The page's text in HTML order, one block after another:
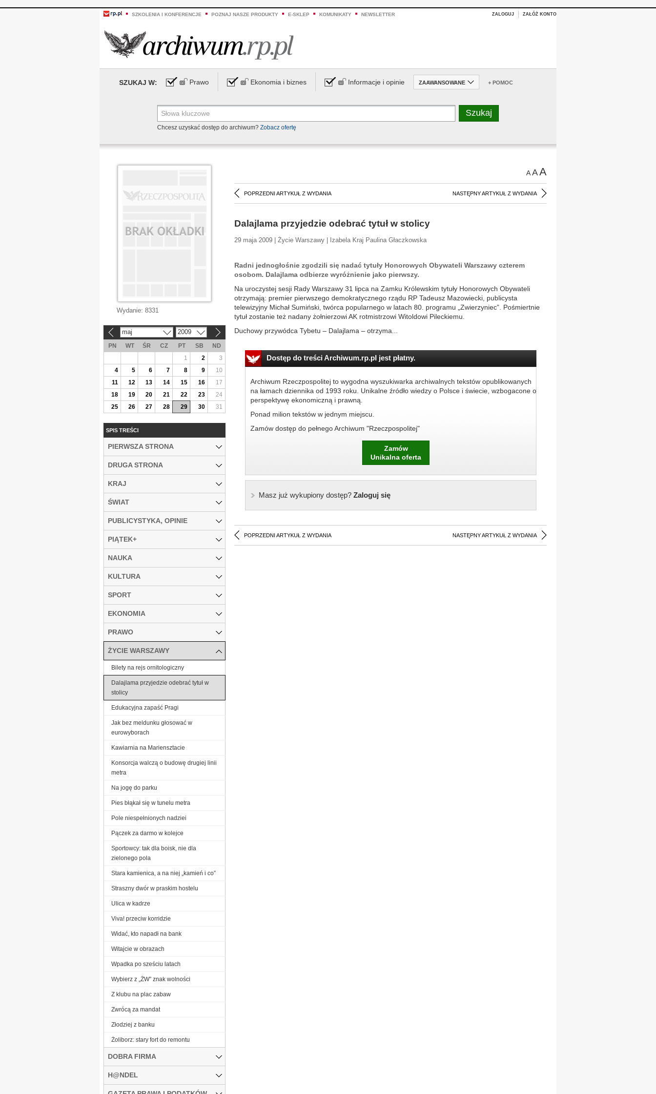
SZKOLENIA I KONFERENCJE POZNAJ NASZE PRODUKTY E-SKLEP KOMUNIKATY NEWSLETTER ZALOGUJ ZAŁÓŻ KONTO
SZUKAJ W: Prawo Ekonomia i biznes Informacje i opinie ZAAWANSOWANE + POMOC
Chcesz uzyskać dostęp do archiwum? Zobacz ofertę
AAA
POPRZEDNI ARTYKUŁ Z WYDANIA NASTĘPNY ARTYKUŁ Z WYDANIA
Dalajlama przyjedzie odebrać tytuł w stolicy
29 maja 2009 | Życie Warszawy | Izabela Kraj Paulina Głaczkowska
Radni jednogłośnie zgodzili się nadać tytuły Honorowych Obywateli Warszawy czterem
osobom. Dalajlama odbierze wyróżnienie jako pierwszy.
Na uroczystej sesji Rady Warszawy 31 lipca na Zamku Królewskim tytuły Honorowych Obywateli
otrzymają: premier pierwszego demokratycznego rządu RP Tadeusz Mazowiecki, publicysta
telewizyjny Michał Sumiński, twórca popularnego w latach 80. programu „Zwierzyniec”. Pośmiertnie
tytuł zostanie też nadany żołnierzowi AK rotmistrzowi Witoldowi Pileckiemu.
Duchowy przywódca Tybetu – Dalajlama – otrzyma...
Dostęp do treści Archiwum.rp.pl jest płatny.
Archiwum Rzeczpospolitej to wygodna wyszukiwarka archiwalnych tekstów opublikowanych
na łamach dziennika od 1993 roku. Unikalne źródło wiedzy o Polsce i świecie, wzbogacone o
perspektywę ekonomiczną i prawną.
Ponad milion tekstów w jednym miejscu.
Zamów dostęp do pełnego Archiwum "Rzeczpospolitej"
Zamów
Unikalna oferta
Masz już wykupiony dostęp?Zaloguj się
POPRZEDNI ARTYKUŁ Z WYDANIA NASTĘPNY ARTYKUŁ Z WYDANIA
Wydanie: 8331
maj 2009
PN WT ŚR CZ PT SB
ND
1
2
3
4
5 6 7 8 9
10
11
12 13 14 15 16
17
18
19 20 21 22 23
24
25
26 27 28 29 30 31
SPIS TREŚCI
PIERWSZA STRONA
DRUGA STRONA
KRAJ
ŚWIAT
PUBLICYSTYKA, OPINIE
PIĄTEK+
NAUKA
KULTURA
SPORT
EKONOMIA
PRAWO
ŻYCIE WARSZAWY
Bilety na rejs ornitologiczny
Dalajlama przyjedzie odebrać tytuł w
stolicy
Edukacyjna zapaść Pragi
Jak bez meldunku głosować w
eurowyborach
Kawiarnia na Mariensztacie
Konsorcja walczą o budowę drugiej linii
metra
Na jogę do parku
Pies błąkał się w tunelu metra
Pole niespełnionych nadziei
Pączek za darmo w kolejce
Sportowcy: tak dla boisk, nie dla
zielonego pola
Stara kamienica, a na niej „kamień i co”
Straszny dwór w praskim hostelu
Ulica w kadrze
Viva! przeciw korridzie
Widać, kto napadł na bank
Witajcie w obrazach
Wpadka po sześciu latach
Wybierz z „ŻW” znak wolności
Z klubu na plac zabaw
Zwrócą za mandat
Złodziej z banku
Żoliborz: stary fort do remontu
DOBRA FIRMA
H@NDEL